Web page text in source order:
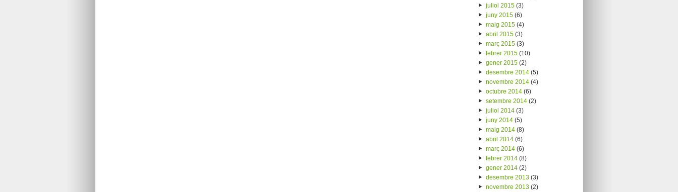
juliol 2015(3)
juny 2015(6)
maig 2015(4)
abril 2015(3)
març 2015(3)
febrer 2015(10)
gener 2015(2)
desembre 2014(5)
novembre 2014(4)
octubre 2014(6)
setembre 2014(2)
juliol 2014(3)
juny 2014(5)
maig 2014(8)
abril 2014(6)
març 2014(6)
febrer 2014(8)
gener 2014(2)
desembre 2013(3)
novembre 2013(2)